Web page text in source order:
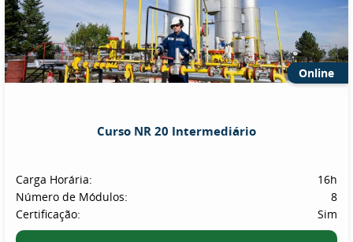
Online
Curso NR 20 Intermediário
Carga Horária:
16h
Número de Módulos:
8
Certificação:
Sim